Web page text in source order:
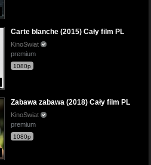
Carte blanche (2015) Cały film PL
KinoSwiat
premium
1080p
Zabawa zabawa (2018) Cały film PL
KinoSwiat
premium
1080p